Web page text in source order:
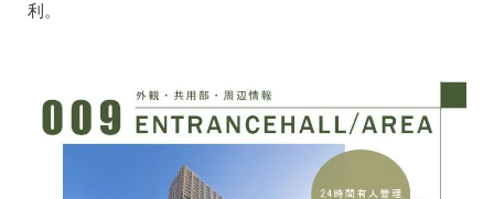
利。